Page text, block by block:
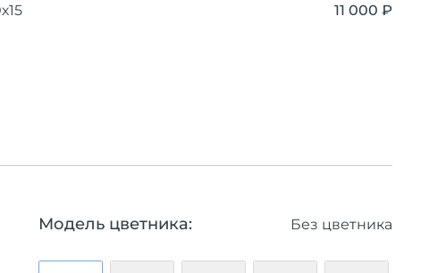
11 000 ₽
Модель цветника: Без цветника